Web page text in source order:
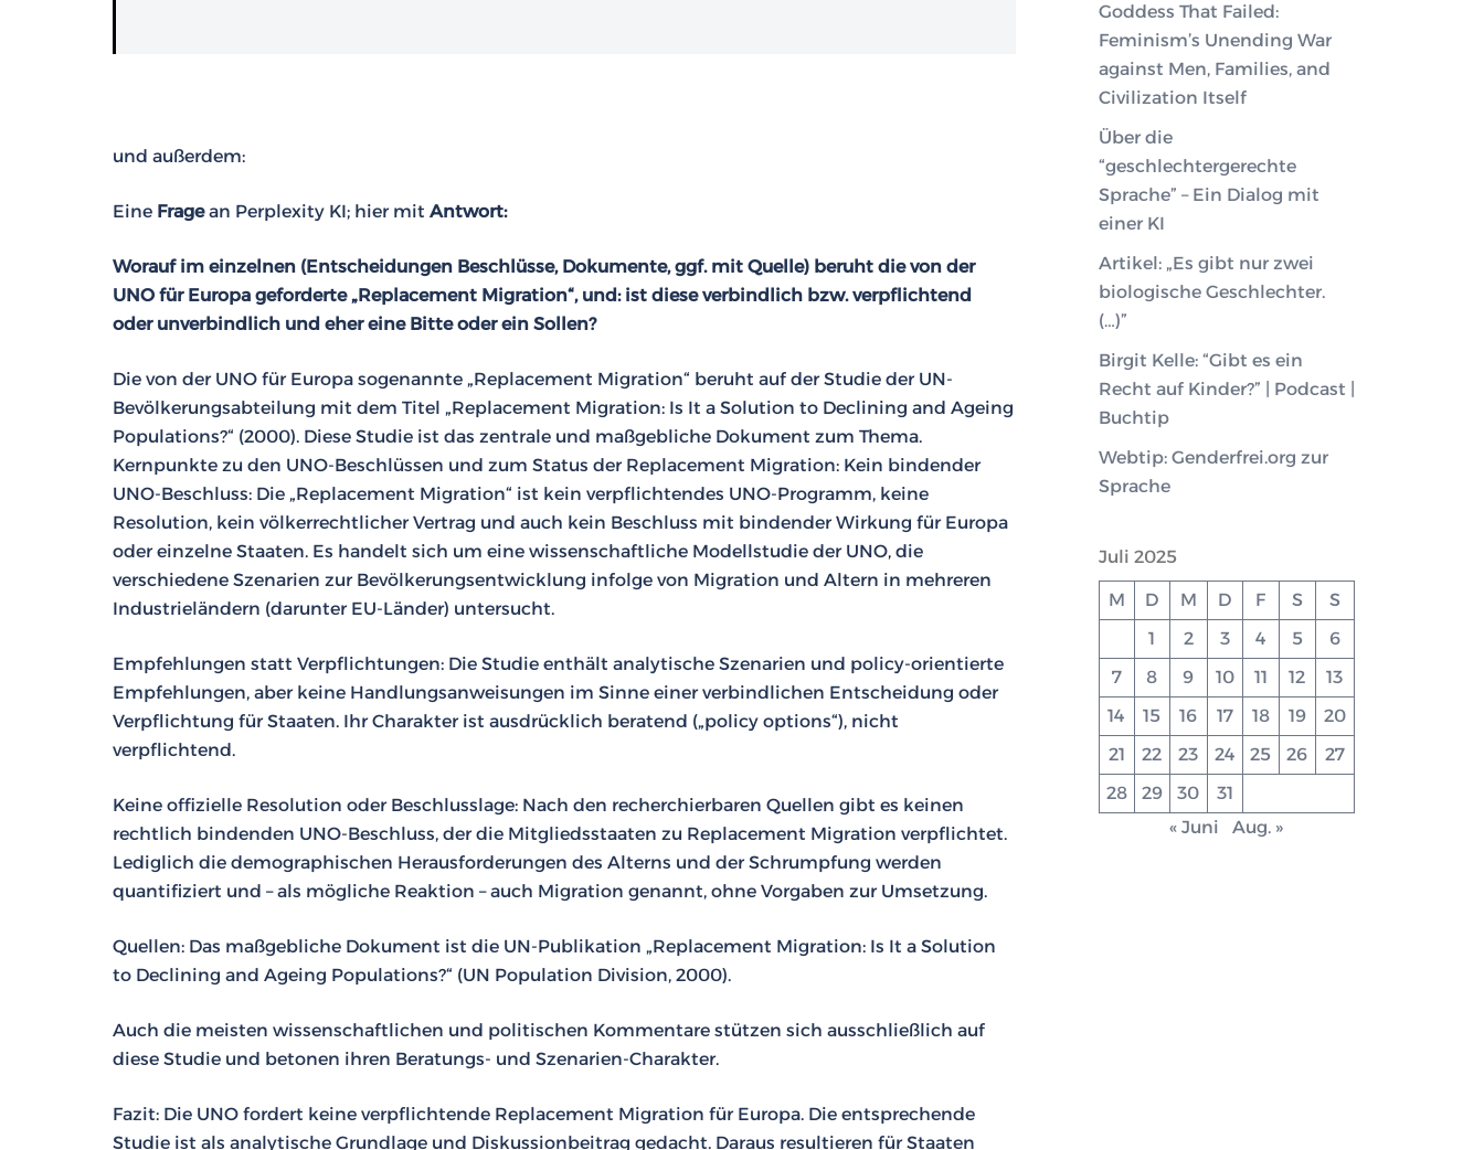
und außerdem:
Eine Fragean Perplexity KI; hier mit Antwort:
Worauf im einzelnen (Entscheidungen Beschlüsse, Dokumente, ggf. mit Quelle) beruht die von der
UNO für Europa geforderte „Replacement Migration“, und: ist diese verbindlich bzw. verpflichtend
oder unverbindlich und eher eine Bitte oder ein Sollen?
Die von der UNO für Europa sogenannte „Replacement Migration“ beruht auf der Studie der UN-
Bevölkerungsabteilung mit dem Titel „Replacement Migration: Is It a Solution to Declining and Ageing
Populations?“ (2000). Diese Studie ist das zentrale und maßgebliche Dokument zum Thema.
Kernpunkte zu den UNO-Beschlüssen und zum Status der Replacement Migration: Kein bindender
UNO-Beschluss: Die „Replacement Migration“ ist kein verpflichtendes UNO-Programm, keine
Resolution, kein völkerrechtlicher Vertrag und auch kein Beschluss mit bindender Wirkung für Europa
oder einzelne Staaten. Es handelt sich um eine wissenschaftliche Modellstudie der UNO, die
verschiedene Szenarien zur Bevölkerungsentwicklung infolge von Migration und Altern in mehreren
Industrieländern (darunter EU-Länder) untersucht.
Empfehlungen statt Verpflichtungen: Die Studie enthält analytische Szenarien und policy-orientierte
Empfehlungen, aber keine Handlungsanweisungen im Sinne einer verbindlichen Entscheidung oder
Verpflichtung für Staaten. Ihr Charakter ist ausdrücklich beratend („policy options“), nicht
verpflichtend.
Keine offizielle Resolution oder Beschlusslage: Nach den recherchierbaren Quellen gibt es keinen
rechtlich bindenden UNO-Beschluss, der die Mitgliedsstaaten zu Replacement Migration verpflichtet.
Lediglich die demographischen Herausforderungen des Alterns und der Schrumpfung werden
quantifiziert und – als mögliche Reaktion – auch Migration genannt, ohne Vorgaben zur Umsetzung.
Quellen: Das maßgebliche Dokument ist die UN-Publikation „Replacement Migration: Is It a Solution
to Declining and Ageing Populations?“ (UN Population Division, 2000).
Auch die meisten wissenschaftlichen und politischen Kommentare stützen sich ausschließlich auf
diese Studie und betonen ihren Beratungs- und Szenarien-Charakter.
Fazit: Die UNO fordert keine verpflichtende Replacement Migration für Europa. Die entsprechende
Studie ist als analytische Grundlage und Diskussionbeitrag gedacht. Daraus resultieren für Staaten
Goddess That Failed:
Feminism’s Unending War
against Men, Families, and
Civilization Itself
Über die
“geschlechtergerechte
Sprache” – Ein Dialog mit
einer KI
Artikel: „Es gibt nur zwei
biologische Geschlechter.
(…)”
Birgit Kelle: “Gibt es ein
Recht auf Kinder?” | Podcast |
Buchtip
Webtip: Genderfrei.org zur
Sprache
Juli 2025
M D M D F S
S
1
2 3 4 5
6
7
8 9 10 11 12
13
14
15 16 17 18 19
20
21
22 23 24 25 26
27
28
29 30
31
« Juni
Aug. »